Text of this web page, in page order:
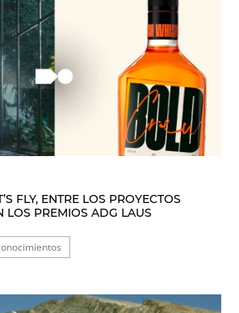
FLY, ENTRE LOS PROYECTOS
LOS PREMIOS ADG LAUS